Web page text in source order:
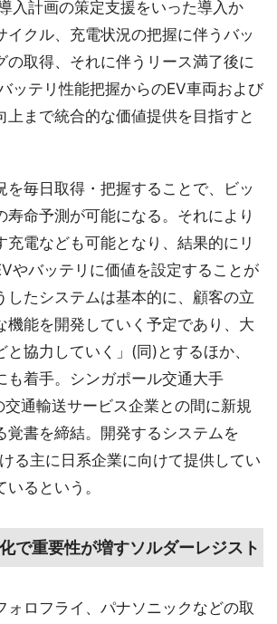
入計画の策定支援をいった導入か
イクル、充電状況の把握に伴うバッ
の取得、それに伴うリース満了後に
ッテリ性能把握からのEV車両および
上まで統合的な価値提供を目指すと
を毎日取得・把握することで、ビッ
寿命予測が可能になる。それにより
充電なども可能となり、結果的にリ
やバッテリに価値を設定することが
したシステムは基本的に、顧客の立
機能を開発していく予定であり、大
協力していく」(同)とするほか、
も着手。シンガポール交通大手
通輸送サービス企業との間に新規
覚書を締結。開発するシステムを
る主に日系企業に向けて提供してい
るという。
で重要性が増すソルダーレジスト
ォロフライ、パナソニックなどの取